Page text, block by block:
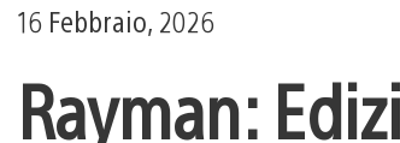
16 Febbraio, 2026
Rayman: